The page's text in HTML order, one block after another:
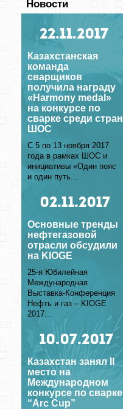
Новости
22.11.2017
Казахстанская
команда
сварщиков
получила награду
«Harmony medal»
на конкурсе по
сварке среди стран
ШОС
С 5 по 13 ноября 2017
года в рамках ШОС и
инициативы «Один пояс
и один путь...
02.11.2017
Основные тренды
нефтегазовой
отрасли обсудили
на KIOGE
25-я Юбилейная
Международная
Выставка-Конференция
Нефть и газ – KIOGE
2017...
10.07.2017
Казахстан занял II
место на
Международном
конкурсе по сварке
“Arc Cup”